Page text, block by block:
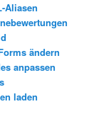
Aliasen
ändern
anpassen
laden